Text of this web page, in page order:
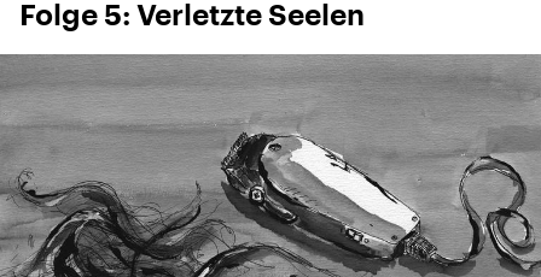
Folge 5: Verletzte Seelen